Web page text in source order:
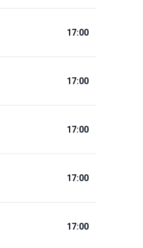
17:00
17:00
17:00
17:00
17:00